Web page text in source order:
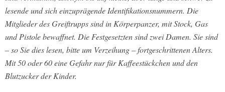
lesende und sich einzuprägende Identifikationsnummern. Die
Mitglieder des Greiftrupps sind in Körperpanzer, mit Stock, Gas
und Pistole bewaffnet. Die Festgesetzten sind zwei Damen. Sie sind
– so Sie dies lesen, bitte um Verzeihung – fortgeschrittenen Alters.
Mit 50 oder 60 eine Gefahr nur für Kaffeestückchen und den
Blutzucker der Kinder.